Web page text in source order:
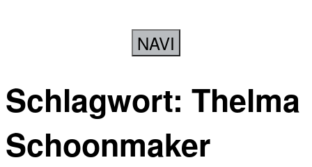
NAVI
Schlagwort: Thelma
Schoonmaker